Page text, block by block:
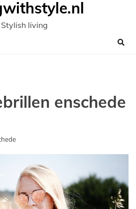
Stylish living
enschede